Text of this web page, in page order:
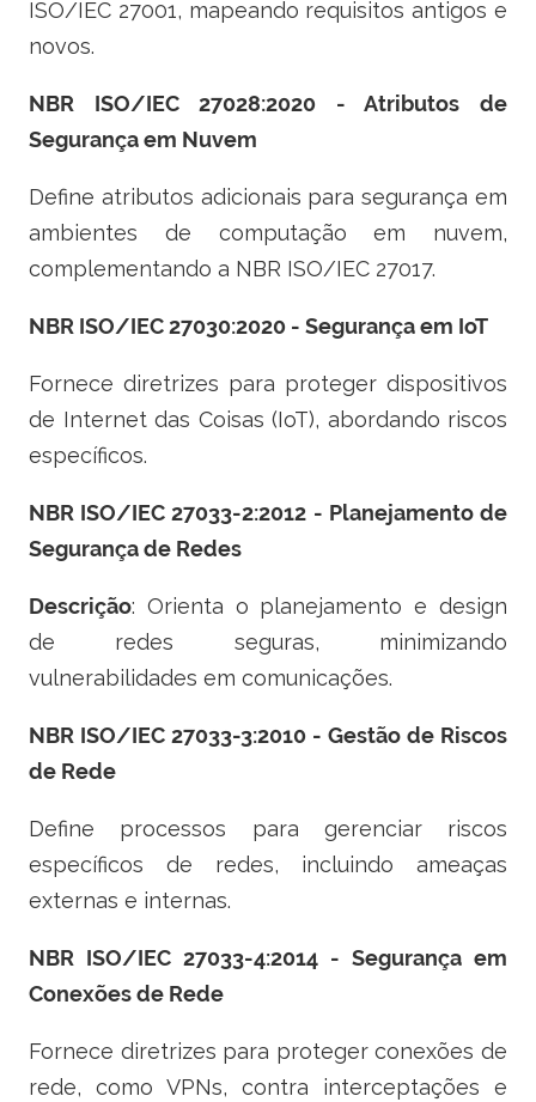
ISO/IEC 27001, mapeando requisitos antigos e
novos.
NBR ISO/IEC 27028:2020 - Atributos de
Segurança em Nuvem
Define atributos adicionais para segurança em
ambientes de computação em nuvem,
complementando a NBR ISO/IEC 27017.
NBR ISO/IEC 27030:2020 - Segurança em IoT
Fornece diretrizes para proteger dispositivos
de Internet das Coisas (IoT), abordando riscos
específicos.
NBR ISO/IEC 27033-2:2012 - Planejamento de
Segurança de Redes
Descrição: Orienta o planejamento e design
de redes seguras, minimizando
vulnerabilidades em comunicações.
NBR ISO/IEC 27033-3:2010 - Gestão de Riscos
de Rede
Define processos para gerenciar riscos
específicos de redes, incluindo ameaças
externas e internas.
NBR ISO/IEC 27033-4:2014 - Segurança em
Conexões de Rede
Fornece diretrizes para proteger conexões de
rede, como VPNs, contra interceptações e